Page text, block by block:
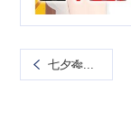
七夕🎋...